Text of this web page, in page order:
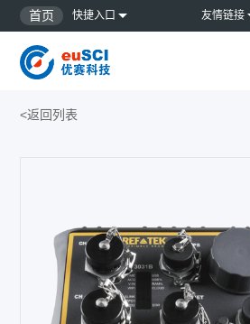
首页 快捷入口 友情链接
<返回列表